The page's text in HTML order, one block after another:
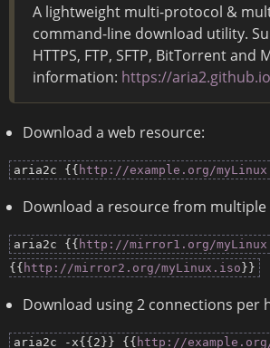
A lightweight multi-protocol &
command-line download utility.
HTTPS, FTP, SFTP, BitTorrent and
information: https://
Download a web resource:
aria2c {{ http://example.org/
Download a resource from multiple
aria2c {{ http://mirror1.org/
{{ http://mirror2.org/myLinux.iso}}
Download using 2 connections per
aria2c -x{{2}} {{ http://